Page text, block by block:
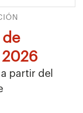
de
partir del